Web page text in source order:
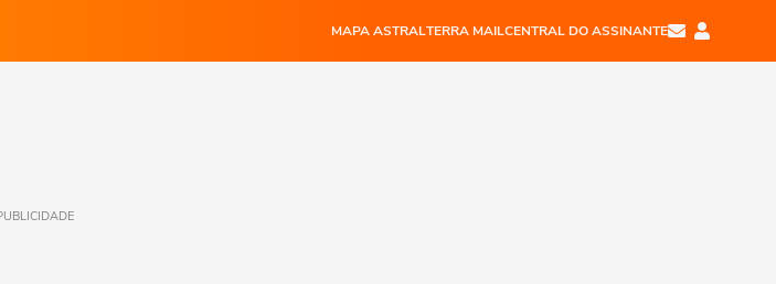
MAPA ASTRALTERRA MAILCENTRAL DO ASSINANTE